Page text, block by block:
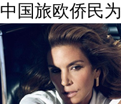
中国旅欧侨民